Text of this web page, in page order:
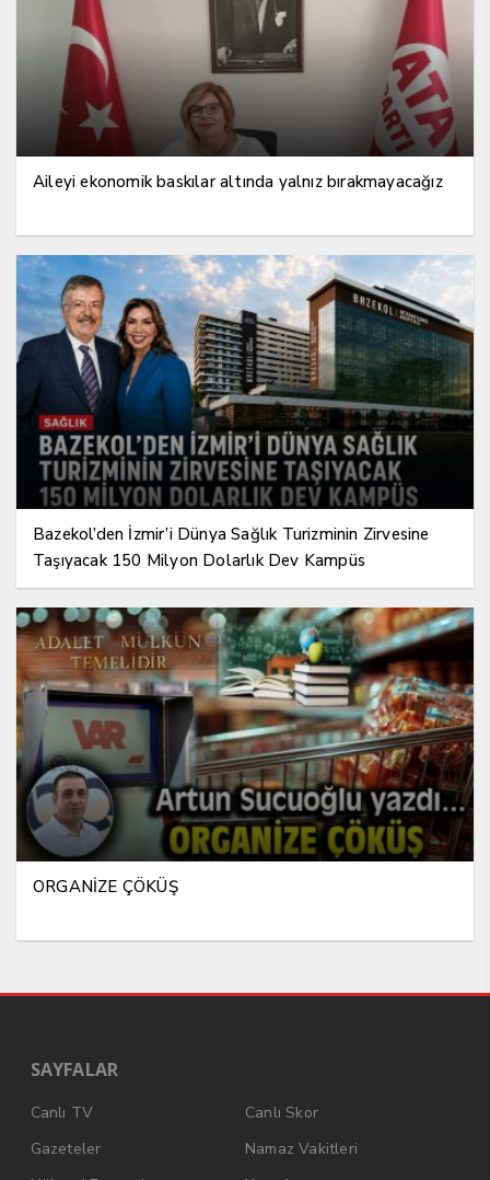
Aileyi ekonomik baskılar altında yalnız bırakmayacağız
Bazekol’den İzmir’i Dünya Sağlık Turizminin Zirvesine
Taşıyacak 150 Milyon Dolarlık Dev Kampüs
ORGANİZE ÇÖKÜŞ
SAYFALAR
Canlı TV
Canlı Skor
Gazeteler
Namaz Vakitleri